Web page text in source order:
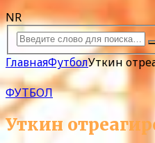
NR
ГлавнаяФутболУткин
ФУТБОЛ
Уткин